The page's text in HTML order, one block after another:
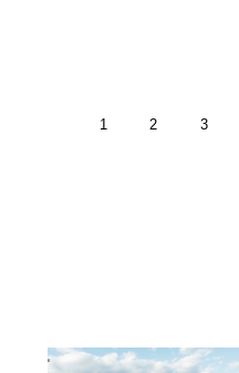
1 2 3